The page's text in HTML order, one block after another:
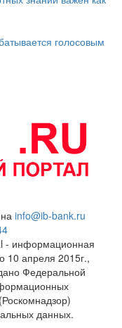
голосовым
info@ib-bank.ru
- информационная
10 апреля 2015г.,
Федеральной
данных.